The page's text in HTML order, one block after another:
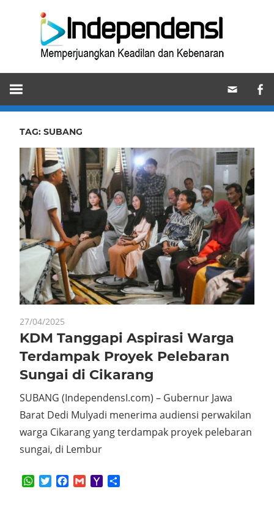
Memperjuangkan
Keadilan
dan
Kebenaran
TAG: SUBANG
27/04/2025
KDM Tanggapi Aspirasi Warga
Terdampak Proyek Pelebaran
Sungai di Cikarang
SUBANG (IndependensI.com) – Gubernur Jawa
Barat Dedi Mulyadi menerima audiensi perwakilan
warga Cikarang yang terdampak proyek pelebaran
sungai, di Lembur
WhatsApp
TwitterFacebook
GmailYahoo